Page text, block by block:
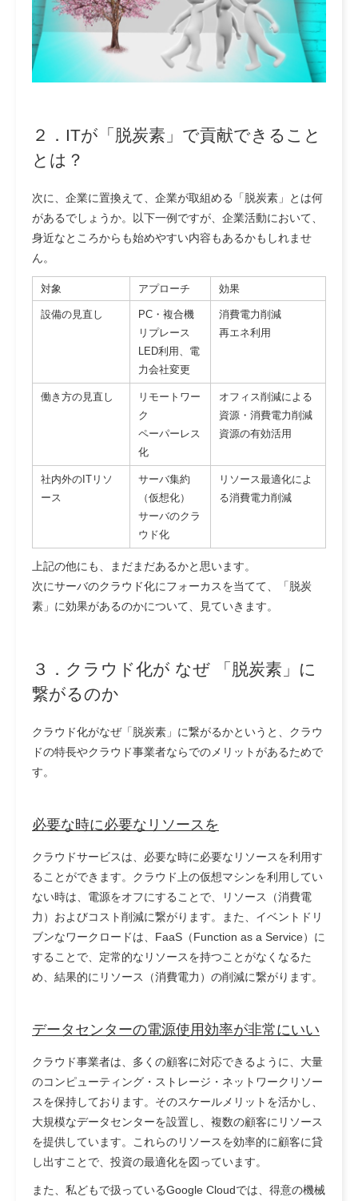
２．ITが「脱炭素」で貢献できること
とは？
次に、企業に置換えて、企業が取組める「脱炭素」とは何
があるでしょうか。
以下一例ですが、企業活動において、
身近なところからも始めやすい内容もあるかもしれませ
ん。
対象 アプローチ 効果
設備の見直し
PC・複合機
リプレース
LED利用、電
力会社変更
消費電力削減
再エネ利用
働き方の見直し
リモートワー
ク
ペーパーレス
化
オフィス削減による
資源・消費電力削減
資源の有効活用
社内外のITリソ
ース
サーバ集約
（仮想化）
サーバのクラ
ウド化
リソース最適化によ
る消費電力削減
上記の他にも、まだまだあるかと思います。
次にサーバのクラウド化にフォーカスを当てて、「脱炭
素」に効果があるのかについて、見ていきます。
３．クラウド化が なぜ 「脱炭素」に
繋がるのか
クラウド化がなぜ「脱炭素」に繋がるかというと、クラウ
ドの特長やクラウド事業者ならでのメリットがあるためで
す。
必要な時に必要なリソースを
クラウドサービスは、必要な時に必要なリソースを利用す
ることができます。 クラウド上の仮想マシンを利用してい
ない時は、電源をオフにすることで、リソース（消費電
力）およびコスト削減に繋がります。また、イベントドリ
ブンなワークロードは、FaaS（Function as a Service）に
することで、定常的なリソースを持つことがなくなるた
め、結果的にリソース（消費電力）の削減に繋がります。
データセンターの電源使用効率が非常にいい
クラウド事業者は、多くの顧客に対応できるように、大量
のコンピューティング・ストレージ・ネットワークリソー
スを保持しております。そのスケールメリットを活かし、
大規模なデータセンターを設置し、複数の顧客にリソース
を提供しています。これらのリソースを効率的に顧客に貸
し出すことで、投資の最適化を図っています。
また、私どもで扱っているGoogle Cloudでは、得意の機械